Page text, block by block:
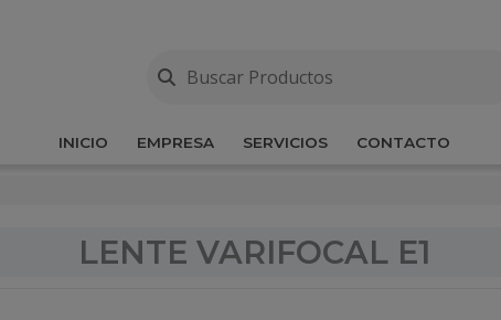
INICIO EMPRESA SERVICIOS CONTACTO
LENTE VARIFOCAL E1